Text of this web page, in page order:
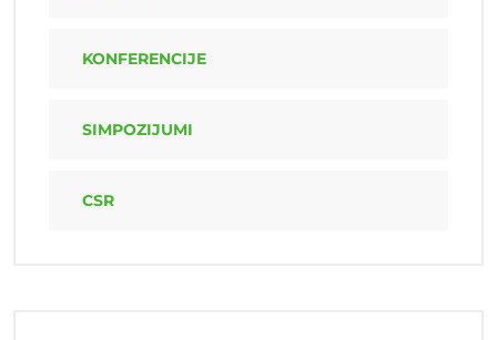
KONFERENCIJE
SIMPOZIJUMI
CSR